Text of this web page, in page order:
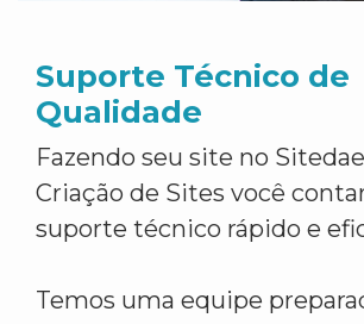
Suporte Técnico de
Qualidade
Fazendo seu site no
Criação de Sites você
suporte técnico rápido e
Temos uma equipe